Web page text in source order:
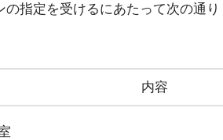
指定を受けるにあたって次の通
内容